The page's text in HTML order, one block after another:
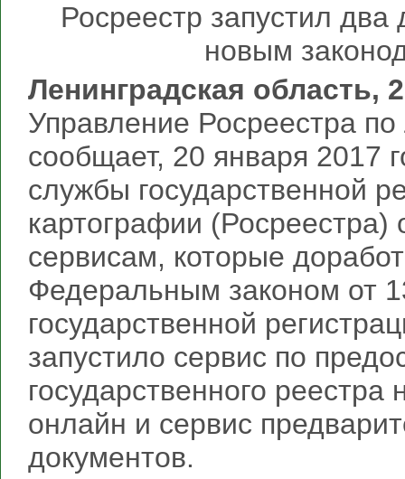
Росреестр запустил два
новым
Ленинградская область,
Управление Росреестра
сообщает, 20 января 2017
службы государственной
картографии (Росреестра)
сервисам, которые
Федеральным законом от
государственной
запустило сервис по
государственного
онлайн и сервис
документов.